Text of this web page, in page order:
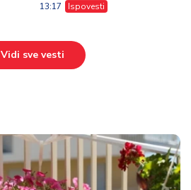
13:17 Ispovesti
Vidi sve vesti